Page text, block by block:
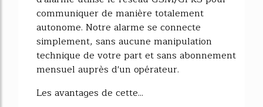
communiquer de manière totalement
autonome. Notre alarme se connecte
simplement, sans aucune manipulation
technique de votre part et sans abonnement
mensuel auprès d'un opérateur.
Les avantages de cette...